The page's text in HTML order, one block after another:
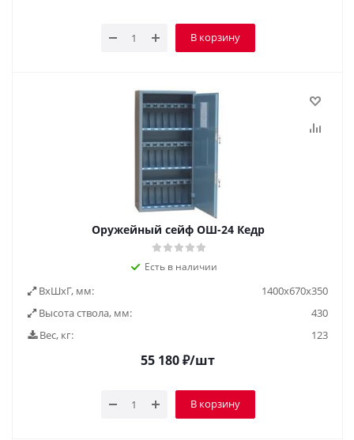
В корзину
Оружейный сейф ОШ-24 Кедр
Есть в наличии
ВxШxГ, мм:
1400х670х350
Высота ствола, мм:
430
Вес, кг:
123
55 180₽/шт
В корзину